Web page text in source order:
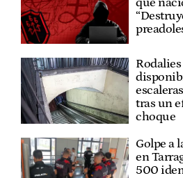
tras un
choque
Golpe a
en
500